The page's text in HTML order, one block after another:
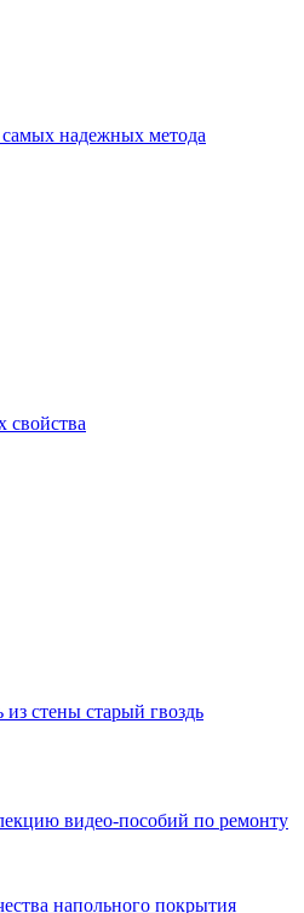
надежных метода
свойства
из стены старый гвоздь
видео-пособий по ремонту
напольного покрытия